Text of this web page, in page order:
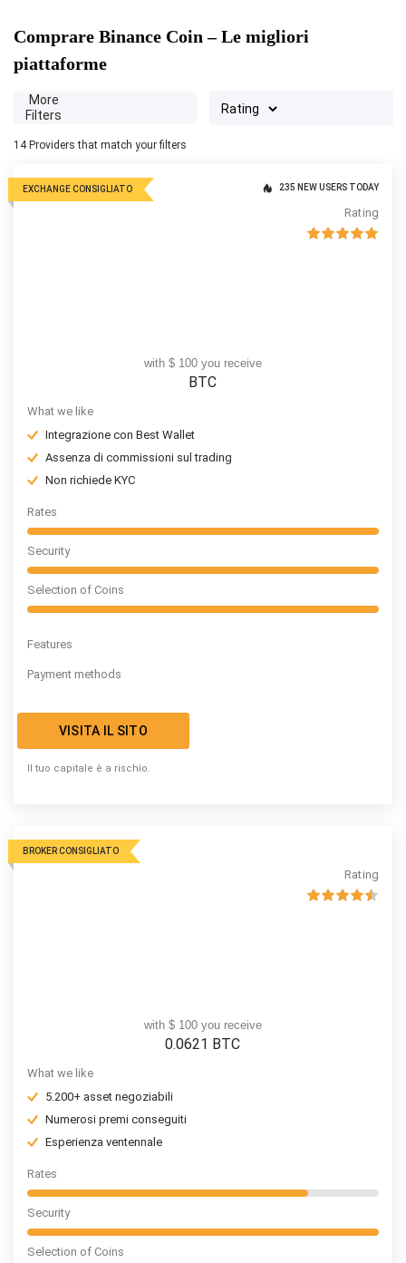
Comprare Binance Coin – Le migliori
piattaforme
More
Filters
14 Providers that match your filters
EXCHANGE CONSIGLIATO 235 NEW USERS TODAY
Rating
with $ 100 you receive
BTC
What we like
Integrazione con Best Wallet
Assenza di commissioni sul trading
Non richiede KYC
Rates
Security
Selection of Coins
Features
Payment methods
VISITA IL SITO
Il tuo capitale è a rischio.
BROKER CONSIGLIATO
Rating
with $ 100 you receive
0.0621 BTC
What we like
5.200+ asset negoziabili
Numerosi premi conseguiti
Esperienza ventennale
Rates
Security
Selection of Coins